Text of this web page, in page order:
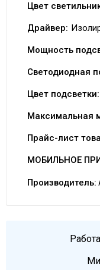
Цвет
Драйвер:
Мощность
Светодиодная
Цвет подсветки:
Максимальная
Прайс-лист
МОБИЛЬНОЕ
Производитель: